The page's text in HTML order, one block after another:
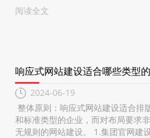
阅读全文
响应式网站建设适合哪些类型
2024-06-19
整体原则：响应式网站建设适合排
和标准类型的企业，而对布局要求
无规则的网站建设。 1.集团官网建